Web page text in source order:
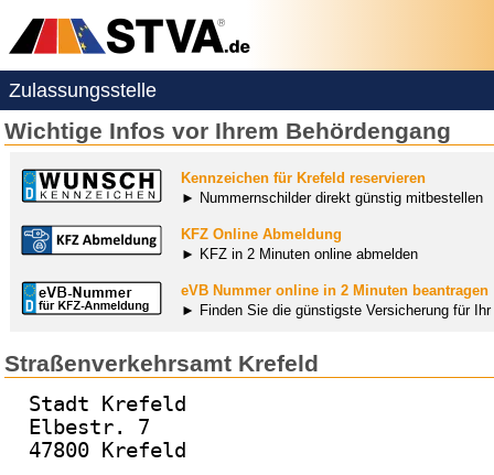
Zulassungsstelle
Wichtige Infos vor Ihrem Behördengang
Kennzeichen für Krefeld reservieren
► Nummernschilder direkt günstig mitbestellen
KFZ Online Abmeldung
► KFZ in 2 Minuten online abmelden
eVB Nummer online in 2 Minuten beantragen
► Finden Sie die günstigste Versicherung für
Straßenverkehrsamt Krefeld
Stadt Krefeld
Elbestr. 7
47800 Krefeld